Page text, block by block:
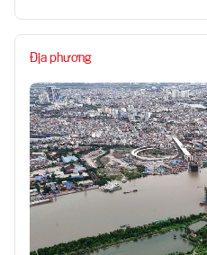
Địa phương